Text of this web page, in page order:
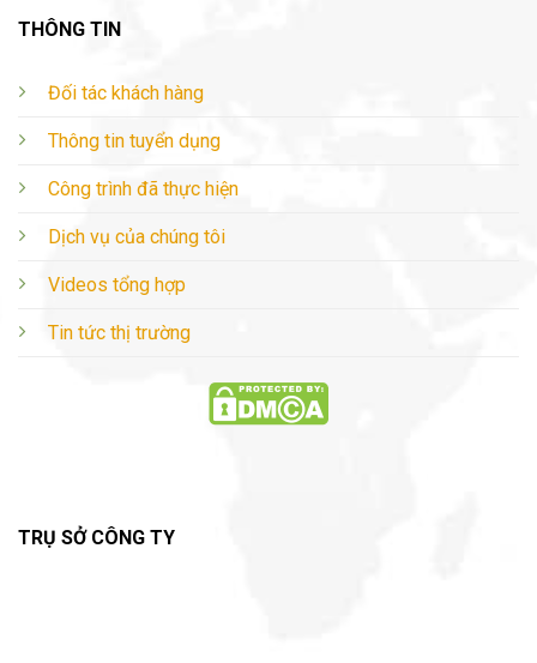
THÔNG TIN
Đối tác khách hàng
Thông tin tuyển dụng
Công trình đã thực hiện
Dịch vụ của chúng tôi
Videos tổng hợp
Tin tức thị trường
TRỤ SỞ CÔNG TY